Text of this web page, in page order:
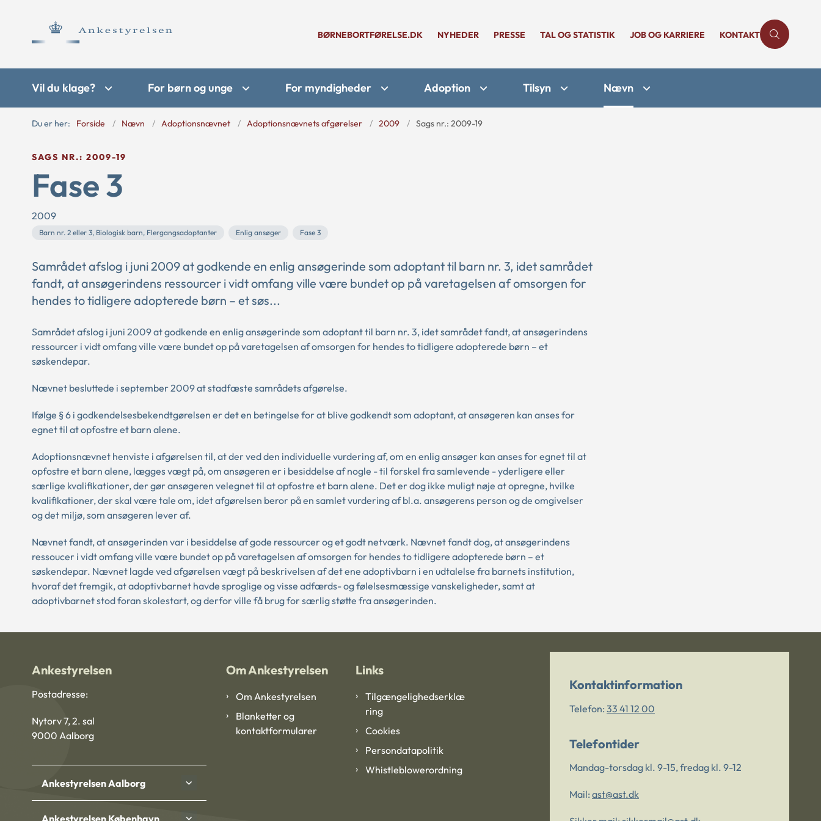
BØRNEBORTFØRELSE.DK NYHEDER PRESSE TAL OG STATISTIK JOB OG KARRIERE KONTAKT
Vil du klage? For børn og unge For myndigheder Adoption Tilsyn Nævn
Du er her: Forside Nævn Adoptionsnævnet Adoptionsnævnets afgørelser 2009 Sags nr.: 2009-19
SAGS NR.: 2009-19
Fase 3
2009
Barn nr. 2 eller 3, Biologisk barn, Flergangsadoptanter Enlig ansøger Fase 3
Samrådet afslog i juni 2009 at godkende en enlig ansøgerinde som adoptant til barn nr. 3, idet samrådet
fandt, at ansøgerindens ressourcer i vidt omfang ville være bundet op på varetagelsen af omsorgen for
hendes to tidligere adopterede børn – et søs...
Samrådet afslog i juni 2009 at godkende en enlig ansøgerinde som adoptant til barn nr. 3, idet samrådet fandt, at ansøgerindens
ressourcer i vidt omfang ville være bundet op på varetagelsen af omsorgen for hendes to tidligere adopterede børn – et
søskendepar.
Nævnet besluttede i september 2009 at stadfæste samrådets afgørelse.
Ifølge § 6 i godkendelsesbekendtgørelsen er det en betingelse for at blive godkendt som adoptant, at ansøgeren kan anses for
egnet til at opfostre et barn alene.
Adoptionsnævnet henviste i afgørelsen til, at der ved den individuelle vurdering af, om en enlig ansøger kan anses for egnet til at
opfostre et barn alene, lægges vægt på, om ansøgeren er i besiddelse af nogle - til forskel fra samlevende - yderligere eller
særlige kvalifikationer, der gør ansøgeren velegnet til at opfostre et barn alene. Det er dog ikke muligt nøje at opregne, hvilke
kvalifikationer, der skal være tale om, idet afgørelsen beror på en samlet vurdering af bl.a. ansøgerens person og de omgivelser
og det miljø, som ansøgeren lever af.
Nævnet fandt, at ansøgerinden var i besiddelse af gode ressourcer og et godt netværk. Nævnet fandt dog, at ansøgerindens
ressoucer i vidt omfang ville være bundet op på varetagelsen af omsorgen for hendes to tidligere adopterede børn – et
søskendepar. Nævnet lagde ved afgørelsen vægt på beskrivelsen af det ene adoptivbarn i en udtalelse fra barnets institution,
hvoraf det fremgik, at adoptivbarnet havde sproglige og visse adfærds- og følelsesmæssige vanskeligheder, samt at
adoptivbarnet stod foran skolestart, og derfor ville få brug for særlig støtte fra ansøgerinden.
Ankestyrelsen
Postadresse:
Nytorv 7, 2. sal
9000 Aalborg
Ankestyrelsen Aalborg
Ankestyrelsen København
Om Ankestyrelsen
Om Ankestyrelsen
Blanketter og
kontaktformularer
Links
Tilgængelighedserklæ
ring
Cookies
Persondatapolitik
Whistleblowerordning
Kontaktinformation
Telefon: 33 41 12 00
Telefontider
Mandag-torsdag kl. 9-15, fredag kl. 9-12
Mail: ast@ast.dk